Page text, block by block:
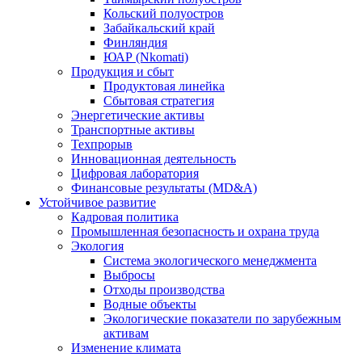
Кольский полуостров
Забайкальский край
Финляндия
ЮАР (Nkomati)
Продукция и сбыт
Продуктовая линейка
Сбытовая стратегия
Энергетические активы
Транспортные активы
Техпрорыв
Инновационная деятельность
Цифровая лаборатория
Финансовые результаты (MD&A)
Устойчивое развитие
Кадровая политика
Промышленная безопасность и охрана труда
Экология
Система экологического менеджмента
Выбросы
Отходы производства
Водные объекты
Экологические показатели по зарубежным
активам
Изменение климата